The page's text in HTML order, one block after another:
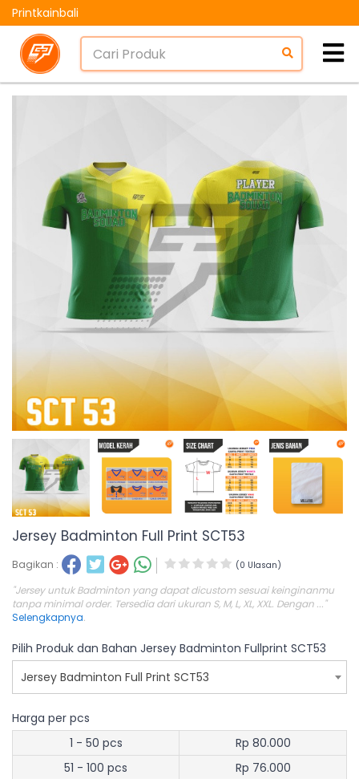
Printkainbali
Jersey Badminton Full Print SCT53
Bagikan : (0 Ulasan)
"Jersey untuk Badminton yang dapat dicustom sesuai keinginanmu
tanpa minimal order. Tersedia dari ukuran S, M, L, XL, XXL. Dengan ..."
Selengkapnya.
Pilih Produk dan Bahan Jersey Badminton Fullprint SCT53
Jersey Badminton Full Print SCT53
Harga per pcs
1 - 50 pcs
Rp 80.000
51 - 100 pcs
Rp 76.000